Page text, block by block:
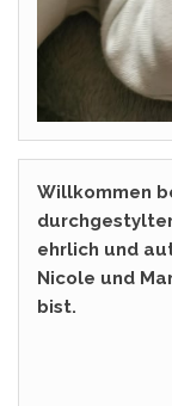
Willkommen
ehrlich und
Nicole und
bist.